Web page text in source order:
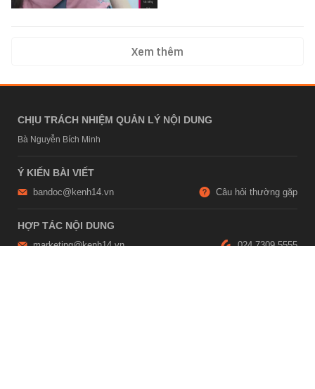
Xem thêm
CHỊU TRÁCH NHIỆM QUẢN LÝ NỘI DUNG
Bà Nguyễn Bích Minh
Ý KIẾN BÀI VIẾT
bandoc@kenh14.vn Câu hỏi thường gặp
HỢP TÁC NỘI DUNG
marketing@kenh14.vn 024 7309 5555